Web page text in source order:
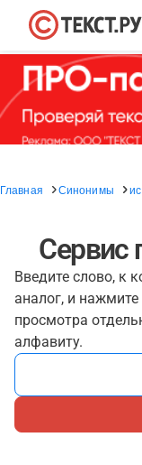
Главная Синонимы ис
Сервис
Введите слово, к
аналог, и
просмотра
алфавиту.